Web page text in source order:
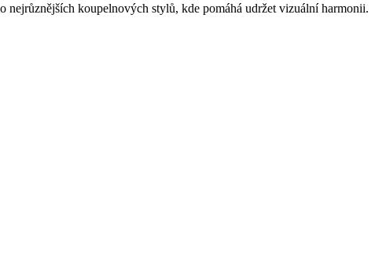
nejrůznějších koupelnových stylů, kde pomáhá udržet vizuální harmonii.